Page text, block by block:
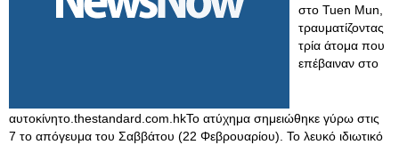
στο Tuen Mun,
τραυματίζοντας
τρία άτομα που
επέβαιναν στο
αυτοκίνητο.thestandard.com.hkΤο ατύχημα σημειώθηκε γύρω στις
7 το απόγευμα του Σαββάτου (22 Φεβρουαρίου). Το λευκό ιδιωτικό